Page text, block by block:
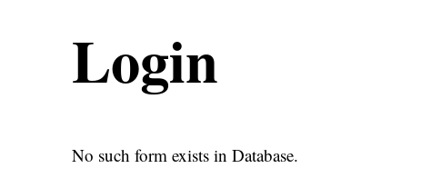
Login
No such form exists in Database.